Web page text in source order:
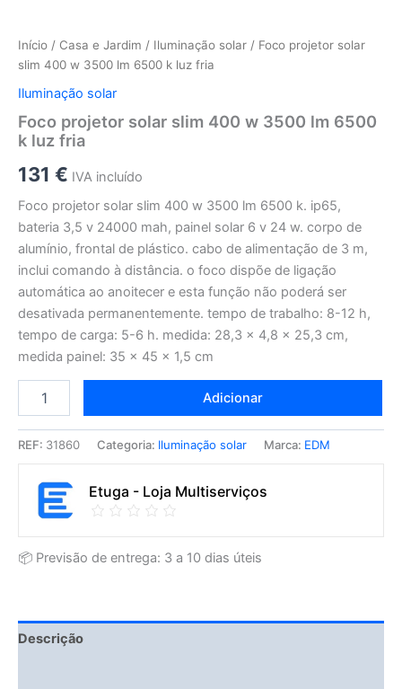
Início / Casa e Jardim / Iluminação solar / Foco projetor solar
slim 400 w 3500 lm 6500 k luz fria
Iluminação solar
Foco projetor solar slim 400 w 3500 lm 6500
k luz fria
131 € IVA incluído
Foco projetor solar slim 400 w 3500 lm 6500 k. ip65,
bateria 3,5 v 24000 mah, painel solar 6 v 24 w. corpo de
alumínio, frontal de plástico. cabo de alimentação de 3 m,
inclui comando à distância. o foco dispõe de ligação
automática ao anoitecer e esta função não poderá ser
desativada permanentemente. tempo de trabalho: 8-12 h,
tempo de carga: 5-6 h. medida: 28,3 x 4,8 x 25,3 cm,
medida painel: 35 x 45 x 1,5 cm
Adicionar
REF: 31860 Categoria: Iluminação solar Marca: EDM
Etuga - Loja Multiserviços
📦 Previsão de entrega: 3 a 10 dias úteis
Descrição